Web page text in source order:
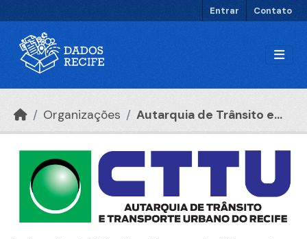
Entrar Contato
Organizações Autarquia de Trânsito e...